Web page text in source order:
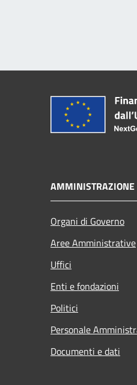
AMMINISTRAZIONE
Organi di Governo
Aree Amministrative
Uffici
Enti e fondazioni
Politici
Personale
Documenti e dati